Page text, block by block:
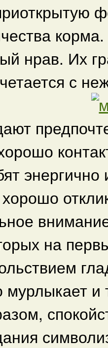
нрав. Их
с
энергично
на
и